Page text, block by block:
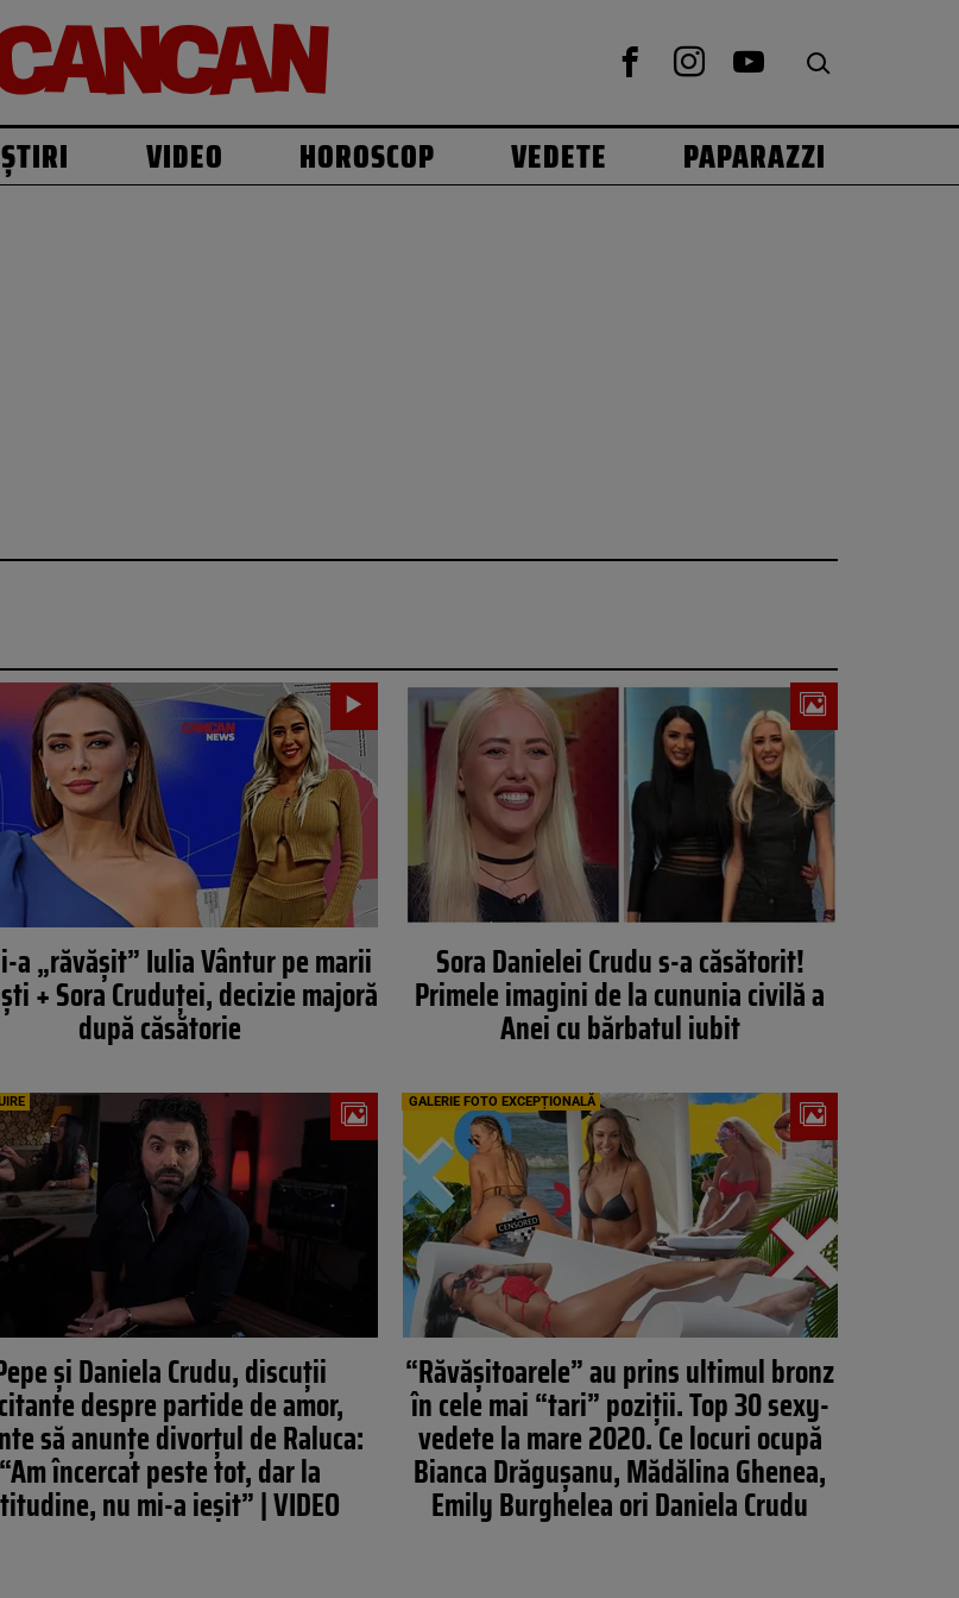
ȘTIRI VIDEO HOROSCOP VEDETE PAPARAZZI
a „răvășit” Iulia Vântur pe marii
+ Sora Cruduței, decizie majoră
după căsătorie
Sora Danielei Crudu s-a căsătorit!
Primele imagini de la cununia civilă a
Anei cu bărbatul iubit
și Daniela Crudu, discuții
despre partide de amor,
să anunțe divorțul de Raluca:
“Am încercat peste tot, dar la
nu mi-a ieșit” | VIDEO
GALERIE FOTO EXCEPȚIONALĂ
“Răvășitoarele” au prins ultimul bronz
în cele mai “tari” poziții. Top 30 sexy-
vedete la mare 2020. Ce locuri ocupă
Bianca Drăgușanu, Mădălina Ghenea,
Emily Burghelea ori Daniela Crudu